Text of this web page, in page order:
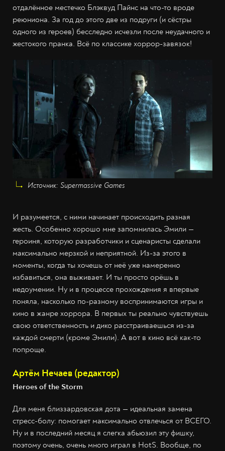
отдалённое местечко Блэквуд Пайнс на что-то вроде
реюниона. За год до этого две из подруги (и сёстры
одного из героев) бесследно исчезли после неудачного и
жестокого пранка. Всё по классике хоррор-завязок!
Источник: Supermassive Games
И разумеется, с ними начинает происходить разная
жесть. Особенно хорошо мне запомнилась Эмили —
героиня, которую разработчики и сценаристы сделали
максимально мерзкой и неприятной. Из-за этого в
моменты, когда ты хочешь от неё уже намеренно
избавиться, она выживает. И ты просто орёшь в
недоумении. Ну и в процессе прохождения я впервые
поняла, насколько по-разному воспринимаются игры и
кино в жанре хоррора. В первых ты реально чувствуешь
свою ответственность и дико расстраиваешься из-за
каждой смерти (кроме Эмили). А вот в кино всё как-то
попроще.
Артём Нечаев (редактор)
Heroes of the Storm
Для меня близзардовская дота — идеальная замена
стресс-болу: помогает максимально отвлечься от ВСЕГО.
Ну и в последний месяц я слегка абьюзил эту фишку,
поэтому очень, очень много играл в HotS. Вообще, по